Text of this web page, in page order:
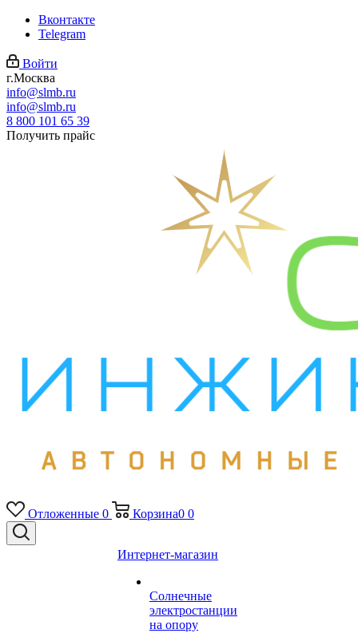
Вконтакте
Telegram
Войти
г.Москва
info@slmb.ru
info@slmb.ru
8 800 101 65 39
Получить прайс
Отложенные 0 Корзина0 0
Интернет-магазин
Солнечные
электростанции
на опору